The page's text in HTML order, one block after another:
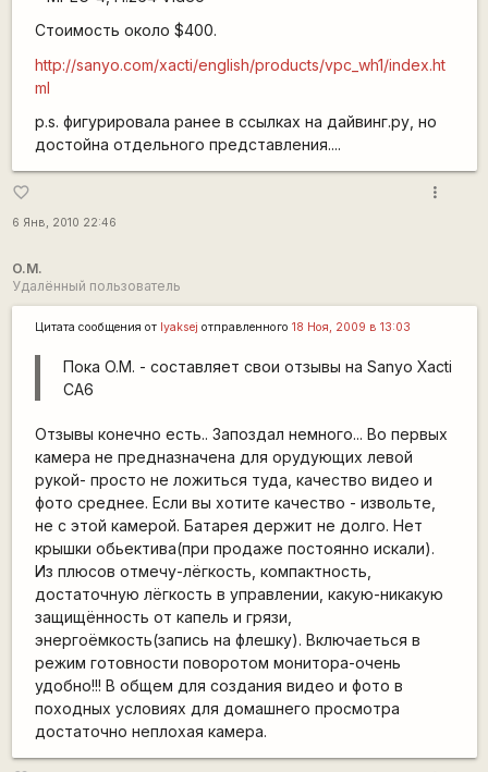
Стоимость около $400.
http://sanyo.com/xacti/english/products/vpc_wh1/index.ht
ml
p.s. фигурировала ранее в ссылках на дайвинг.ру, но
достойна отдельного представления....
favorite_border
6 Янв, 2010 22:46
more_vert
O.M.
Удалённый пользователь
Цитата сообщения от lyaksej отправленного 18 Ноя, 2009 в 13:03
Пока O.M. - составляет свои отзывы на Sanyo Xacti
CA6
Отзывы конечно есть.. Запоздал немного... Во первых
камера не предназначена для орудующих левой
рукой- просто не ложиться туда, качество видео и
фото среднее. Если вы хотите качество - извольте,
не с этой камерой. Батарея держит не долго. Нет
крышки обьектива(при продаже постоянно искали).
Из плюсов отмечу-лёгкость, компактность,
достаточную лёгкость в управлении, какую-никакую
защищённость от капель и грязи,
энергоёмкость(запись на флешку). Включаеться в
режим готовности поворотом монитора-очень
удобно!!! В общем для создания видео и фото в
походных условиях для домашнего просмотра
достаточно неплохая камера.